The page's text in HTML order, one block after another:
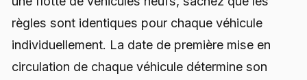
règles sont identiques pour chaque véhicule
individuellement. La date de première mise en
circulation de chaque véhicule détermine son